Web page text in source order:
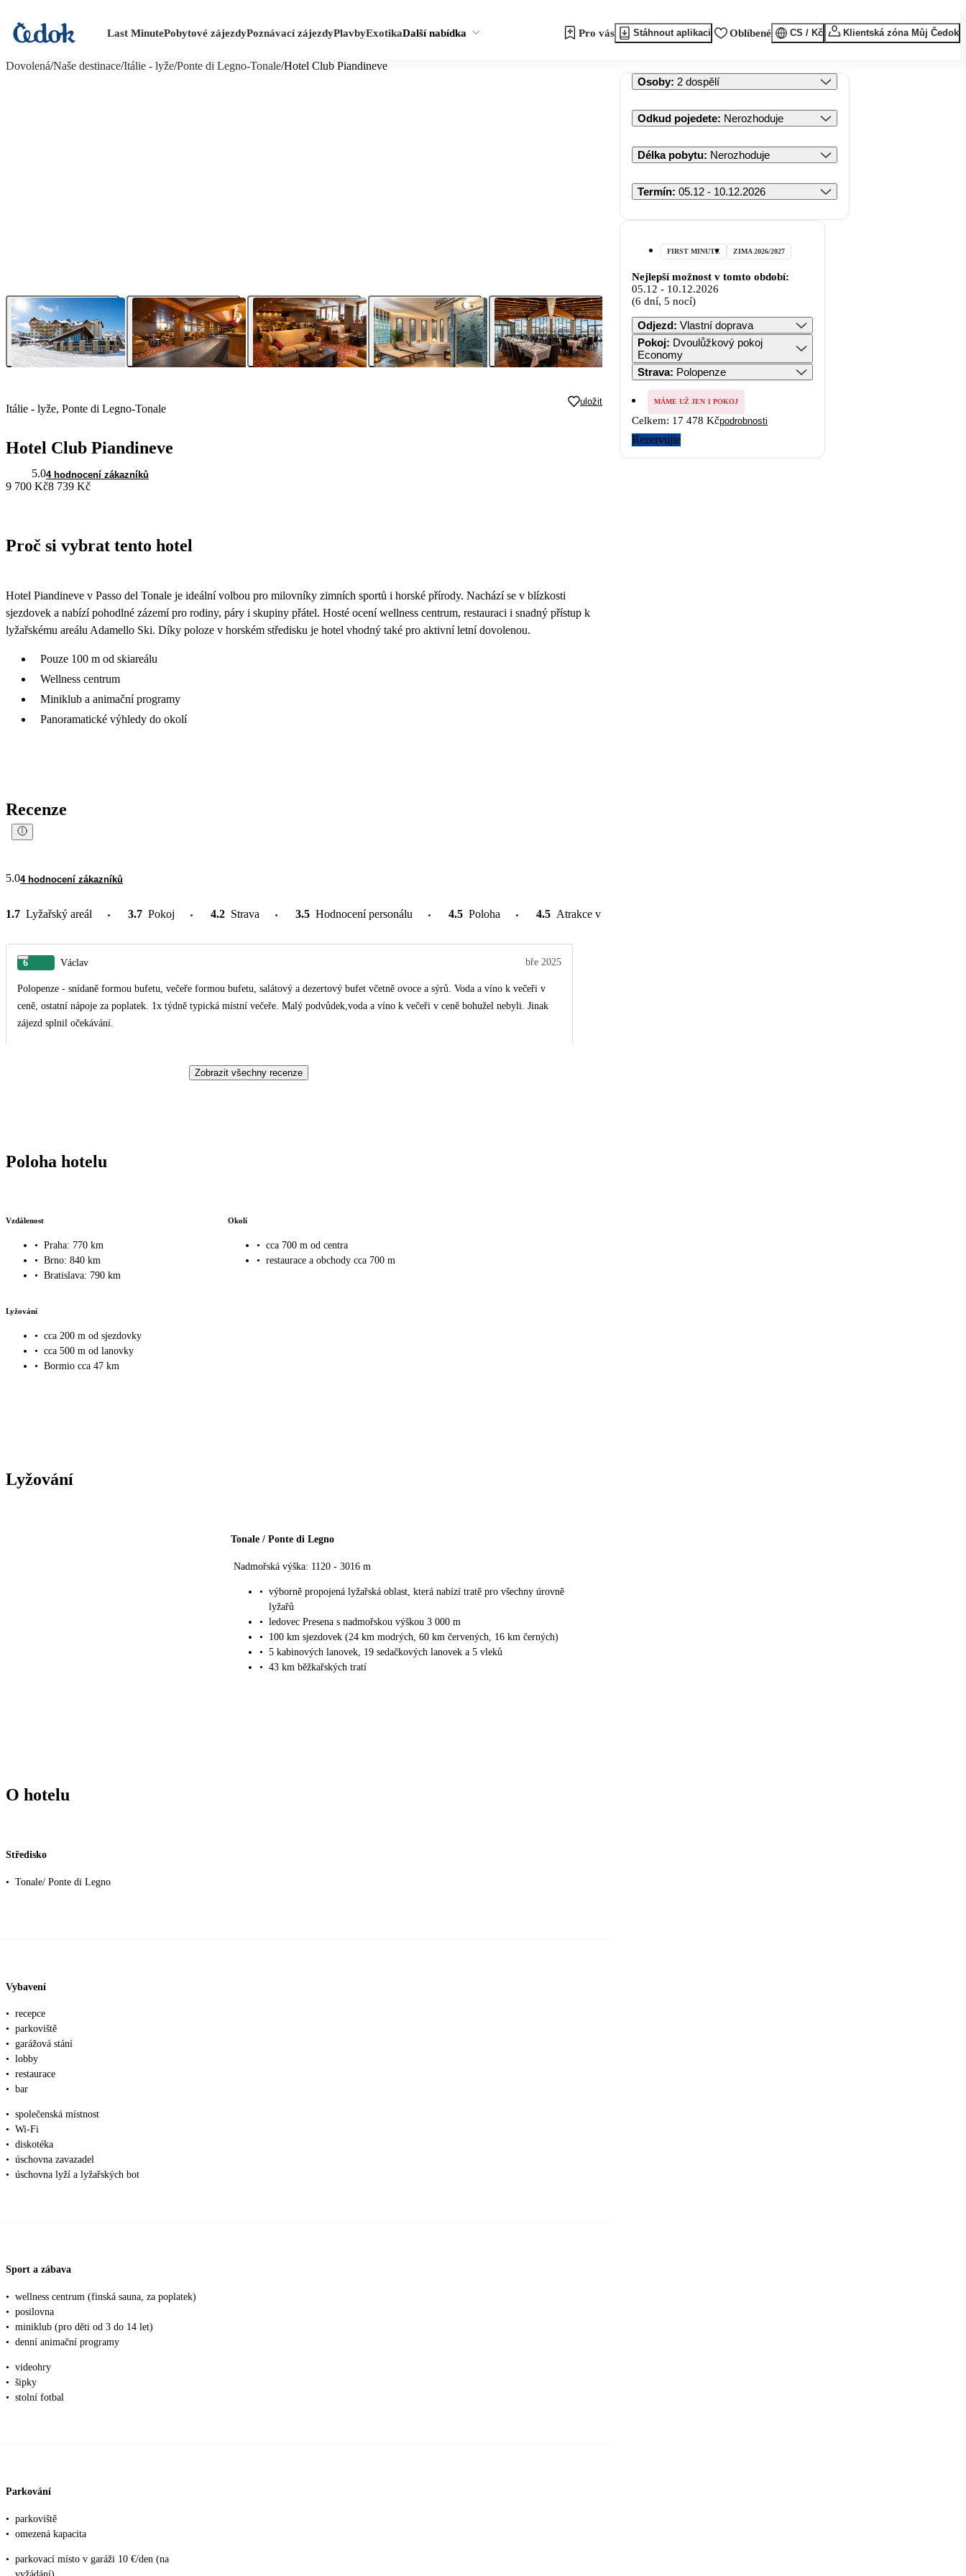
Last MinutePobytové zájezdyPoznávací zájezdyPlavbyExotikaDalší nabídka Pro vás Stáhnout aplikaci Oblíbené CS / Kč Klientská zóna Můj Čedok
Dovolená/Naše destinace/Itálie - lyže/Ponte di Legno-Tonale/Hotel Club Piandineve
Itálie - lyže, Ponte di Legno-Tonale
uložit
Hotel Club Piandineve
5.04 hodnocení zákazníků
9 700 Kč8 739 Kč
Proč si vybrat tento hotel
Hotel Piandineve v Passo del Tonale je ideální volbou pro milovníky zimních sportů i horské přírody. Nachází se v blízkosti
sjezdovek a nabízí pohodlné zázemí pro rodiny, páry i skupiny přátel. Hosté ocení wellness centrum, restauraci i snadný přístup k
lyžařskému areálu Adamello Ski. Díky poloze v horském středisku je hotel vhodný také pro aktivní letní dovolenou.
Pouze 100 m od skiareálu
Wellness centrum
Miniklub a animační programy
Panoramatické výhledy do okolí
Recenze
5.04 hodnocení zákazníků
1.7 Lyžařský areál 3.7 Pokoj 4.2 Strava 3.5 Hodnocení personálu 4.5 Poloha 4.5 Atrakce v okolí
6 Václav bře 2025
Polopenze - snídaně formou bufetu, večeře formou bufetu, salátový a dezertový bufet včetně ovoce a sýrů. Voda a víno k večeři v
ceně, ostatní nápoje za poplatek. 1x týdně typická místní večeře. Malý podvůdek,voda a víno k večeři v ceně bohužel nebyli. Jinak
zájezd splnil očekávání.
Zobrazit všechny recenze
Poloha hotelu
Vzdálenost
• Praha: 770 km
• Brno: 840 km
• Bratislava: 790 km
Okolí
• cca 700 m od centra
• restaurace a obchody cca 700 m
Lyžování
• cca 200 m od sjezdovky
• cca 500 m od lanovky
• Bormio cca 47 km
Lyžování
Tonale / Ponte di Legno
Nadmořská výška: 1120 - 3016 m
• výborně propojená lyžařská oblast, která nabízí tratě pro všechny úrovně
lyžařů
• ledovec Presena s nadmořskou výškou 3 000 m
•
100 km sjezdovek (24 km modrých, 60 km červených, 16 km černých)
• 5 kabinových lanovek, 19 sedačkových lanovek a 5 vleků
• 43 km běžkařských tratí
O hotelu
Středisko
• Tonale/ Ponte di Legno
Vybavení
• recepce
• parkoviště
• garážová stání
• lobby
• restaurace
• bar
• společenská místnost
• Wi-Fi
• diskotéka
• úschovna zavazadel
• úschovna lyží a lyžařských bot
Sport a zábava
• wellness centrum (finská sauna, za poplatek)
• posilovna
• miniklub (pro děti od 3 do 14 let)
• denní animační programy
• videohry
• šipky
• stolní fotbal
Parkování
• parkoviště
• omezená kapacita
• parkovací místo v garáži 10 €/den (na
Osoby: 2 dospělí
Odkud pojedete: Nerozhoduje
Délka pobytu: Nerozhoduje
Termín: 05.12 - 10.12.2026
FIRST MINUTE ZIMA 2026/2027
Nejlepší možnost v tomto období:
05.12 - 10.12.2026
(6 dní, 5 nocí)
Odjezd: Vlastní doprava
Pokoj: Dvoulůžkový pokoj
Economy
Strava: Polopenze
MÁME UŽ JEN 1 POKOJ
Celkem: 17 478 Kčpodrobnosti
Rezervujte